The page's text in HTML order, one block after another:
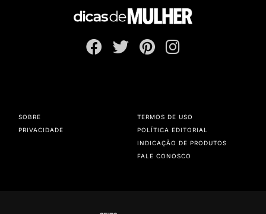
SOBRE
PRIVACIDADE
TERMOS DE USO
POLÍTICA EDITORIAL
INDICAÇÃO DE PRODUTOS
FALE CONOSCO